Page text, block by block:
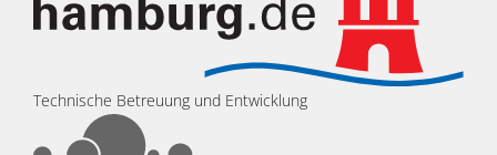
Technische Betreuung und Entwicklung